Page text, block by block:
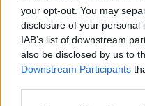
your opt-out. You may
disclosure of your personal
IAB’s list of downstream
also be disclosed by us to
Downstream Participants
του Λογαριασμού
06/08/2026 - 17:40
Κυβερνητική Επιτροπή
Στρατηγική